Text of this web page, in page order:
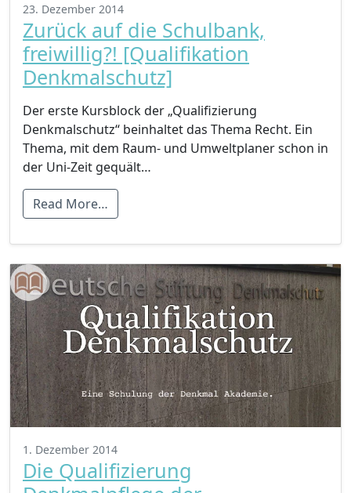
23. Dezember 2014
Zurück auf die Schulbank,
freiwillig?! [Qualifikation
Denkmalschutz]
Der erste Kursblock der „Qualifizierung
Denkmalschutz“ beinhaltet das Thema Recht. Ein
Thema, mit dem Raum- und Umweltplaner schon in
der Uni-Zeit gequält…
Read More…
1. Dezember 2014
Die Qualifizierung